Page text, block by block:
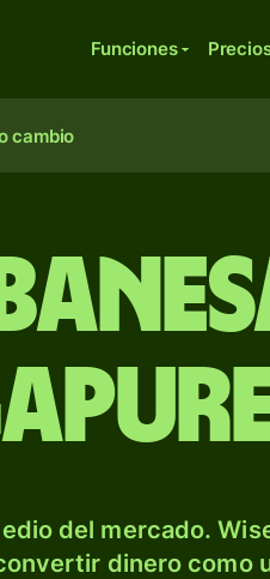
Funciones
cambio
del mercado.
dinero como